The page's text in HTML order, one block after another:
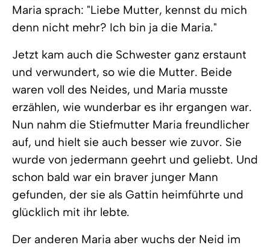
Maria sprach: "Liebe Mutter, kennst du mich
denn nicht mehr? Ich bin ja die Maria."
Jetzt kam auch die Schwester ganz erstaunt
und verwundert, so wie die Mutter. Beide
waren voll des Neides, und Maria musste
erzählen, wie wunderbar es ihr ergangen war.
Nun nahm die Stiefmutter Maria freundlicher
auf, und hielt sie auch besser wie zuvor. Sie
wurde von jedermann geehrt und geliebt. Und
schon bald war ein braver junger Mann
gefunden, der sie als Gattin heimführte und
glücklich mit ihr lebte.
Der anderen Maria aber wuchs der Neid im